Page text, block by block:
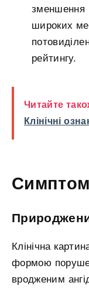
зменшення
широких
рейтингу.
Читайте
Клінічні
Клінічна
формою
вродженим